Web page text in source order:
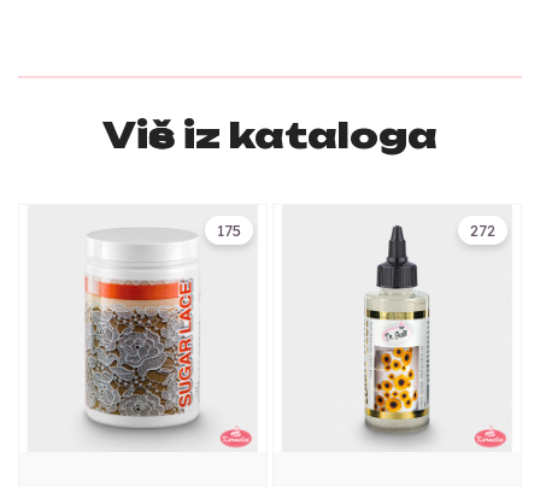
Više iz kataloga
175 272